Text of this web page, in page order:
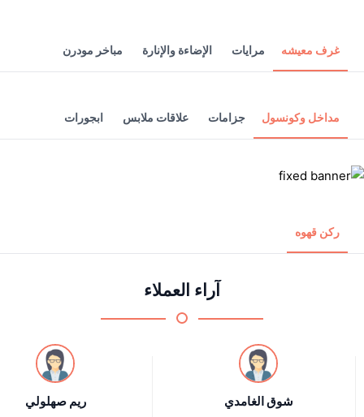
غرف معيشه مرايات الإضاءة والإنارة مباخر مودرن
مداخل وكونسول جزامات علاقات ملابس ابجورات
ركن قهوه
آراء العملاء
شوق الغامدي ريم صهلولي